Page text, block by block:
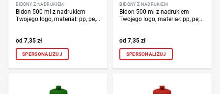
BIDONY Z NADRUKIEM
Bidon 500 ml z nadrukiem
Twojego logo, materiał: pp, pe,...
7,35 zł
SPERSONALIZUJ
BIDONY Z NADRUKIEM
Bidon 500 ml z nadrukiem
Twojego logo, materiał: pp, pe,...
7,35zł
SPERSONALIZUJ